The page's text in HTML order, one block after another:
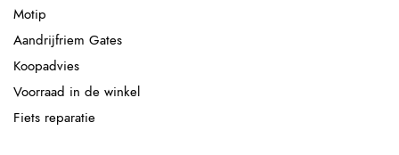
Motip
Aandrijfriem Gates
Koopadvies
Voorraad in de winkel
Fiets reparatie